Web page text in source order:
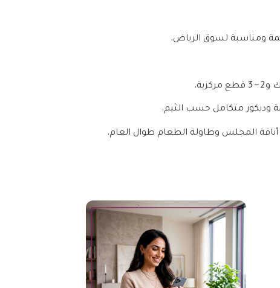
ومناسبة لسوق الرياض.
وديكور متكامل حسب الثيم.
المجلس وطاولة الطعام طوال العام.